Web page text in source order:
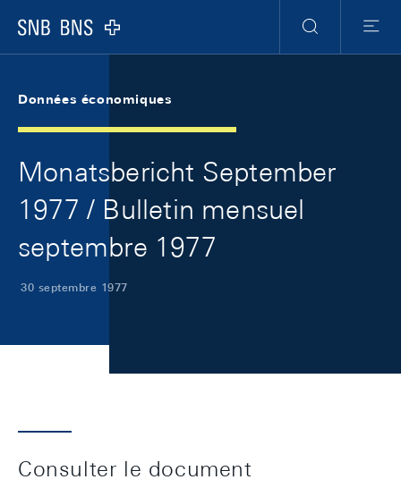
Logo
RechercheMenu
Données économiques
Monatsbericht September
1977 / Bulletin mensuel
septembre 1977
30 septembre 1977
Consulter le document